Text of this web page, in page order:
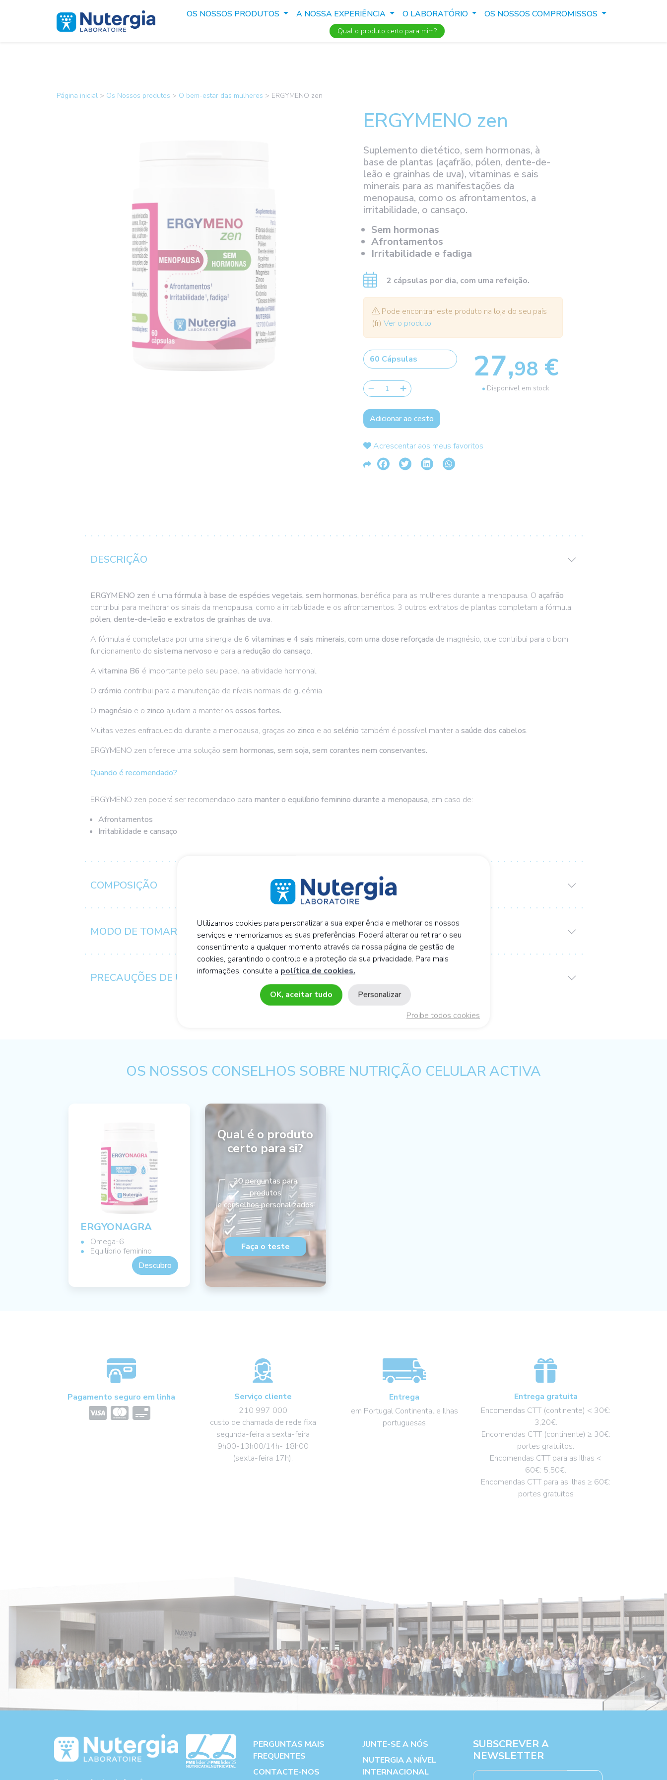
OS NOSSOS PRODUTOS A NOSSA EXPERIÊNCIA O LABORATÓRIO OS NOSSOS COMPROMISSOS
Qual o produto certo para mim?
Página inicial > Os Nossos produtos > O bem-estar das mulheres > ERGYMENO zen
ERGYMENO zen
Suplemento dietético, sem hormonas, à
base de plantas (açafrão, pólen, dente-de-
leão e grainhas de uva), vitaminas e sais
minerais para as manifestações da
menopausa, como os afrontamentos, a
irritabilidade, o cansaço.
Sem hormonas
Afrontamentos
Irritabilidade e fadiga
2 cápsulas por dia, com uma refeição.
Pode encontrar este produto na loja do seu país
(fr) Ver o produto
27,98 €
Disponível em stock
Adicionar ao cesto
Acrescentar aos meus favoritos
DESCRIÇÃO
ERGYMENO zen é uma fórmula à base de espécies vegetais, sem hormonas, benéfica para as mulheres durante a menopausa. O açafrão
contribui para melhorar os sinais da menopausa, como a irritabilidade e os afrontamentos. 3 outros extratos de plantas completam a fórmula:
pólen, dente-de-leão e extratos de grainhas de uva.
A fórmula é completada por uma sinergia de 6 vitaminas e 4 sais minerais, com uma dose reforçada de magnésio, que contribui para o bom
funcionamento do sistema nervoso e para a redução do cansaço.
A vitamina B6 é importante pelo seu papel na atividade hormonal.
O crómio contribui para a manutenção de níveis normais de glicémia.
O magnésio e o zinco ajudam a manter os ossos fortes.
Muitas vezes enfraquecido durante a menopausa, graças ao zinco e ao selénio também é possível manter a saúde dos cabelos.
ERGYMENO zen oferece uma solução sem hormonas, sem soja, sem corantes nem conservantes.
Quando é recomendado?
ERGYMENO zen poderá ser recomendado para manter o equilíbrio feminino durante a menopausa, em caso de:
Afrontamentos
Irritabilidade e cansaço
COMPOSIÇÃO
MODO DE TOMAR/CONSERVAÇÃO
PRECAUÇÕES DE UTILIZAÇÃO
OS NOSSOS CONSELHOS SOBRE NUTRIÇÃO CELULAR ACTIVA
ERGYONAGRA
Omega-6
Equilíbrio feminino
Descubro
Qual é o produto
certo para si?
20 perguntas para
produtos
e conselhos personalizados
Faça o teste
Pagamento seguro em linha
Serviço cliente
210 997 000
custo de chamada de rede fixa
segunda-feira a sexta-feira
9h00-13h00/14h- 18h00
(sexta-feira 17h).
Entrega
em Portugal Continental e Ilhas
portuguesas
Entrega gratuita
Encomendas CTT (continente) < 30€:
3,20€.
Encomendas CTT (continente) ≥ 30€:
portes gratuitos.
Encomendas CTT para as Ilhas <
60€: 5,50€.
Encomendas CTT para as Ilhas ≥ 60€:
portes gratuitos
PERGUNTAS MAIS
FREQUENTES
CONTACTE-NOS
JUNTE-SE A NÓS
NUTERGIA A NÍVEL
INTERNACIONAL
SUBSCREVER A
NEWSLETTER
Utilizamos cookies para personalizar a sua experiência e melhorar os nossos
serviços e memorizamos as suas preferências. Poderá alterar ou retirar o seu
consentimento a qualquer momento através da nossa página de gestão de
cookies, garantindo o controlo e a proteção da sua privacidade. Para mais
informações, consulte a política de cookies.
OK, aceitar tudo
Proibe todos cookies
Personalizar